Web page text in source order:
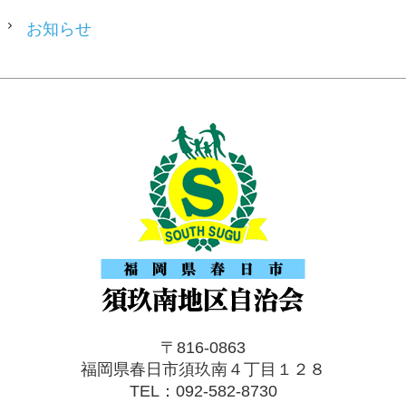
お知らせ
〒816-0863
福岡県春日市須玖南４丁目１２８
TEL：092-582-8730